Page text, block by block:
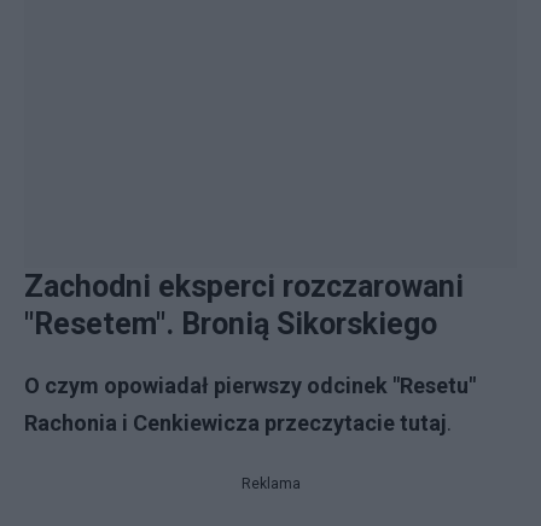
Zachodni eksperci rozczarowani
"Resetem". Bronią Sikorskiego
O czym opowiadał pierwszy odcinek "Resetu"
Rachonia i Cenkiewicza przeczytacie tutaj.
Reklama